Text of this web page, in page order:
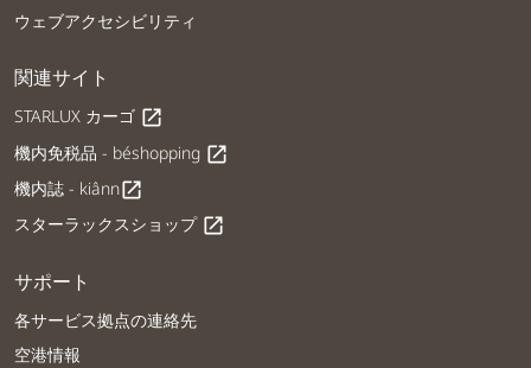
ウェブアクセシビリティ
関連サイト
STARLUX カーゴ open_in_new
機内免税品 - béshopping open_in_new
機内誌 - kiânnopen_in_new
スターラックスショップ open_in_new
サポート
各サービス拠点の連絡先
空港情報